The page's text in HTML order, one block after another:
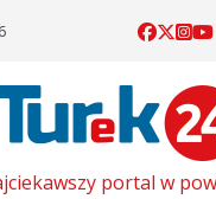
portal w